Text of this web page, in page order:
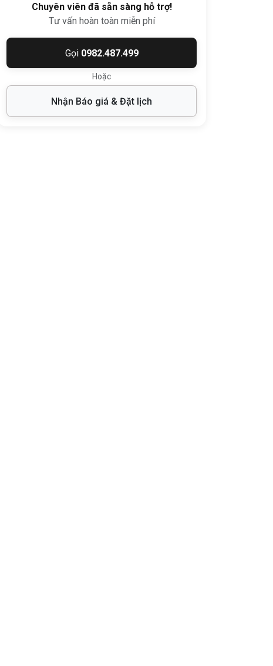
Chuyên viên đã sẵn sàng hỗ trợ!
Tư vấn hoàn toàn miễn phí
Gọi 0982.487.499
Hoặc
Nhận Báo giá & Đặt lịch